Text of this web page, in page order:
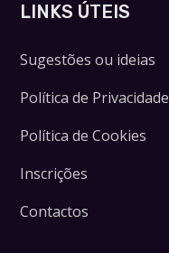
LINKS ÚTEIS
Sugestões ou ideias
Política de Privacidade
Política de Cookies
Inscrições
Contactos